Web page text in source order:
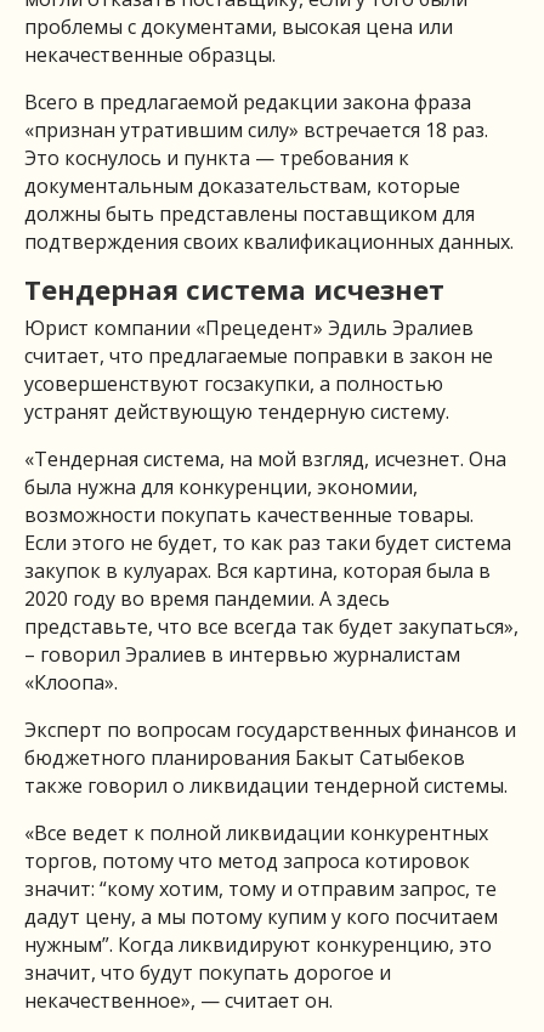
проблемы с документами, высокая цена или
некачественные образцы.
Всего в предлагаемой редакции закона фраза
«признан утратившим силу» встречается 18 раз.
Это коснулось и пункта — требования к
документальным доказательствам, которые
должны быть представлены поставщиком для
подтверждения своих квалификационных данных.
Тендерная система исчезнет
Юрист компании «Прецедент» Эдиль Эралиев
считает, что предлагаемые поправки в закон не
усовершенствуют госзакупки, а полностью
устранят действующую тендерную систему.
«Тендерная система, на мой взгляд, исчезнет. Она
была нужна для конкуренции, экономии,
возможности покупать качественные товары.
Если этого не будет, то как раз таки будет система
закупок в кулуарах. Вся картина, которая была в
2020 году во время пандемии. А здесь
представьте, что все всегда так будет закупаться»,
– говорил Эралиев в интервью журналистам
«Клоопа».
Эксперт по вопросам государственных финансов и
бюджетного планирования Бакыт Сатыбеков
также говорил о ликвидации тендерной системы.
«Все ведет к полной ликвидации конкурентных
торгов, потому что метод запроса котировок
значит: “кому хотим, тому и отправим запрос, те
дадут цену, а мы потому купим у кого посчитаем
нужным”. Когда ликвидируют конкуренцию, это
значит, что будут покупать дорогое и
некачественное», — считает он.